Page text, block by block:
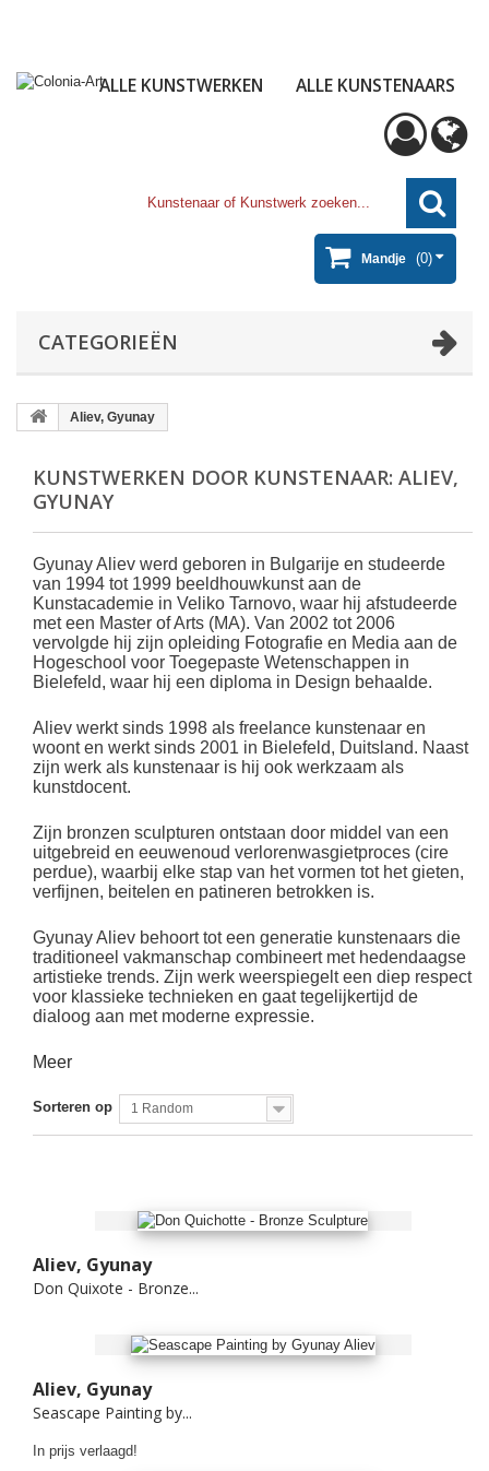
ALLE KUNSTWERKEN ALLE KUNSTENAARS
Mandje (0)
CATEGORIEËN
Aliev, Gyunay
KUNSTWERKEN DOOR KUNSTENAAR: ALIEV,
GYUNAY
Gyunay Aliev werd geboren in Bulgarije en studeerde
van 1994 tot 1999 beeldhouwkunst aan de
Kunstacademie in Veliko Tarnovo, waar hij afstudeerde
met een Master of Arts (MA). Van 2002 tot 2006
vervolgde hij zijn opleiding Fotografie en Media aan de
Hogeschool voor Toegepaste Wetenschappen in
Bielefeld, waar hij een diploma in Design behaalde.
Aliev werkt sinds 1998 als freelance kunstenaar en
woont en werkt sinds 2001 in Bielefeld, Duitsland. Naast
zijn werk als kunstenaar is hij ook werkzaam als
kunstdocent.
Zijn bronzen sculpturen ontstaan ​​door middel van een
uitgebreid en eeuwenoud verlorenwasgietproces (cire
perdue), waarbij elke stap van het vormen tot het gieten,
verfijnen, beitelen en patineren betrokken is.
Gyunay Aliev behoort tot een generatie kunstenaars die
traditioneel vakmanschap combineert met hedendaagse
artistieke trends. Zijn werk weerspiegelt een diep respect
voor klassieke technieken en gaat tegelijkertijd de
dialoog aan met moderne expressie.
Meer
Sorteren op 1 Random
Aliev, Gyunay
Don Quixote - Bronze...
Aliev, Gyunay
Seascape Painting by...
In prijs verlaagd!